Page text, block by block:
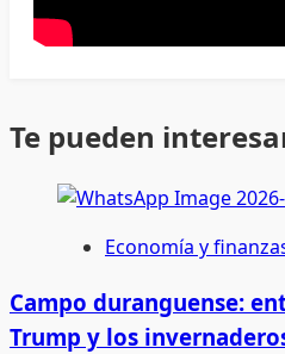
Te pueden
Economía y
Campo duranguense:
Trump y los